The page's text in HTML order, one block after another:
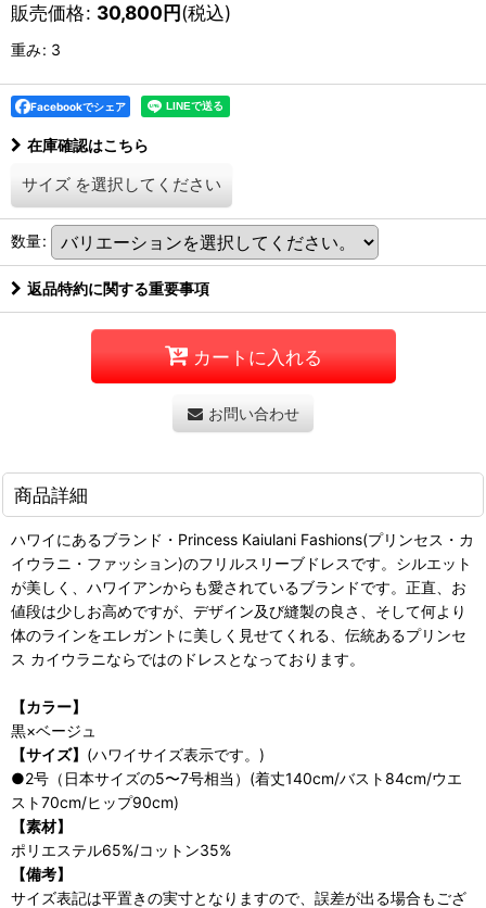
販売価格: 30,800円(税込)
重み: 3
Facebookでシェア
在庫確認はこちら
サイズ を選択してください
数量:
返品特約に関する重要事項
カートに入れる
お問い合わせ
商品詳細
ハワイにあるブランド・Princess Kaiulani Fashions(プリンセス・カ
イウラニ・ファッション)のフリルスリーブドレスです。シルエット
が美しく、ハワイアンからも愛されているブランドです。正直、お
値段は少しお高めですが、デザイン及び縫製の良さ、そして何より
体のラインをエレガントに美しく見せてくれる、伝統あるプリンセ
ス カイウラニならではのドレスとなっております。
【カラー】
黒×ベージュ
【サイズ】 (ハワイサイズ表示です。)
●2号（日本サイズの5〜7号相当）(着丈140cm/バスト84cm/ウエ
スト70cm/ヒップ90cm)
【素材】
ポリエステル65%/コットン35%
【備考】
サイズ表記は平置きの実寸となりますので、誤差が出る場合もござ